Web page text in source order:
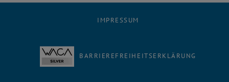
IMPRESSUM
BARRIEREFREIHEITSERKLÄRUNG